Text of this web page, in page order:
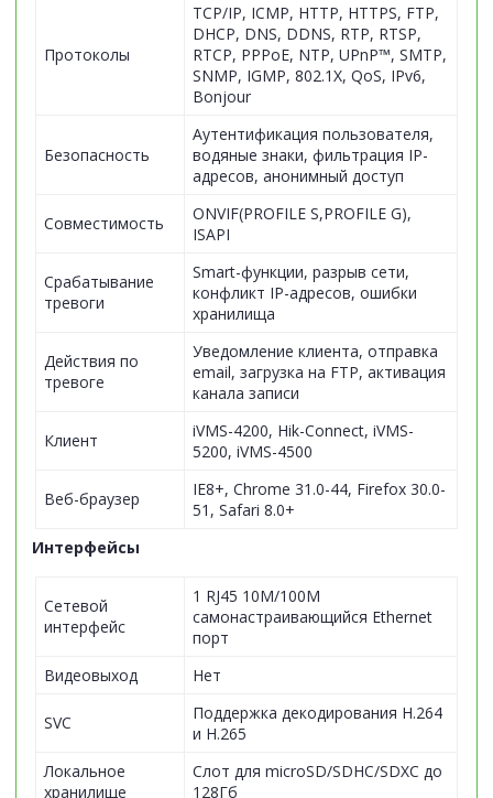
Протоколы
TCP/IP, ICMP, HTTP, HTTPS, FTP,
DHCP, DNS, DDNS, RTP, RTSP,
RTCP, PPPoE, NTP, UPnP™, SMTP,
SNMP, IGMP, 802.1X, QoS, IPv6,
Bonjour
Безопасность
Аутентификация пользователя,
водяные знаки, фильтрация IP-
адресов, анонимный доступ
Совместимость
ONVIF(PROFILE S,PROFILE G),
ISAPI
Срабатывание
тревоги
Smart-функции, разрыв сети,
конфликт IP-адресов, ошибки
хранилища
Действия по
тревоге
Уведомление клиента, отправка
email, загрузка на FTP, активация
канала записи
Клиент
iVMS-4200, Hik-Connect, iVMS-
5200, iVMS-4500
Веб-браузер
IE8+, Chrome 31.0-44, Firefox 30.0-
51, Safari 8.0+
Интерфейсы
Сетевой
интерфейс
1 RJ45 10M/100M
самонастраивающийся Ethernet
порт
Видеовыход
Нет
SVC
Поддержка декодирования H.264
и H.265
Локальное
хранилище
Слот для microSD/SDHC/SDXC до
128Гб